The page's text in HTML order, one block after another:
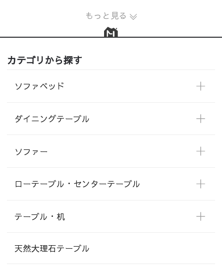
もっと見る
カテゴリから探す
ソファベッド
ダイニングテーブル
ソファー
ローテーブル・センターテーブル
テーブル・机
天然大理石テーブル